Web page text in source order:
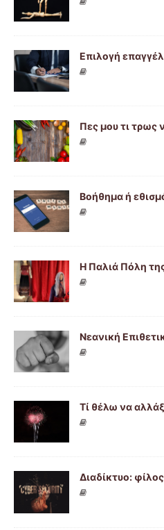
Επιλογή
Πες μου τι τρως
Βοήθημα ή
Η Παλιά Πόλη
Νεανική
Τί θέλω να
Διαδίκτυο: